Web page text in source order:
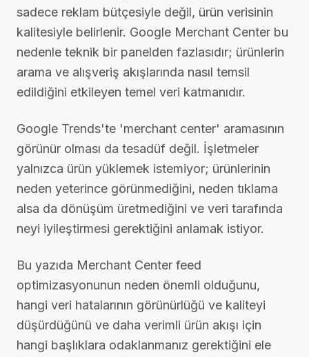
sadece reklam bütçesiyle değil, ürün verisinin
kalitesiyle belirlenir. Google Merchant Center bu
nedenle teknik bir panelden fazlasıdır; ürünlerin
arama ve alışveriş akışlarında nasıl temsil
edildiğini etkileyen temel veri katmanıdır.
Google Trends'te 'merchant center' aramasının
görünür olması da tesadüf değil. İşletmeler
yalnızca ürün yüklemek istemiyor; ürünlerinin
neden yeterince görünmediğini, neden tıklama
alsa da dönüşüm üretmediğini ve veri tarafında
neyi iyileştirmesi gerektiğini anlamak istiyor.
Bu yazıda Merchant Center feed
optimizasyonunun neden önemli olduğunu,
hangi veri hatalarının görünürlüğü ve kaliteyi
düşürdüğünü ve daha verimli ürün akışı için
hangi başlıklara odaklanmanız gerektiğini ele